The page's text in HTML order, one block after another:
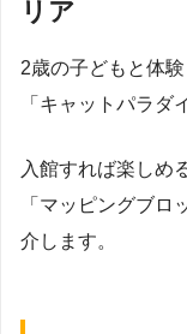
リア
2歳の子どもと体
「キャットパラダ
入館すれば楽しめ
「マッピングブロ
介します。